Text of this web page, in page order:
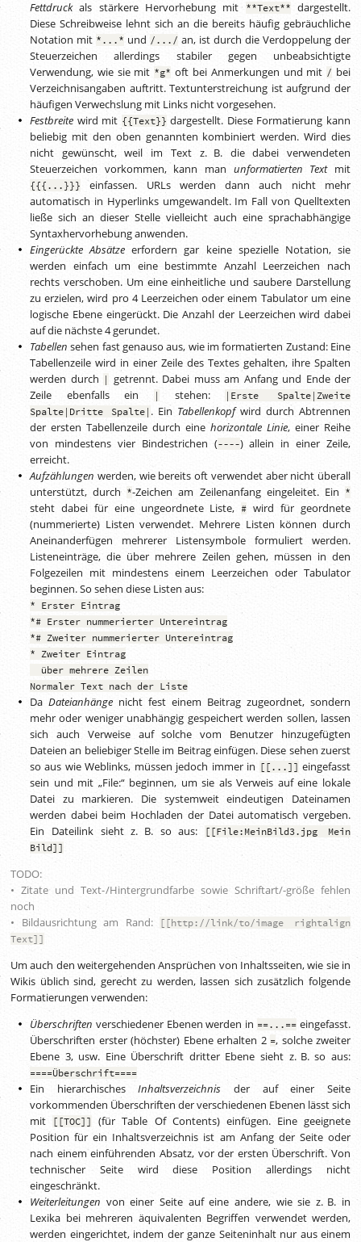
Fettdruckals stärkere Hervorhebung mit **Text** dargestellt.
Diese Schreibweise lehnt sich an die bereits häufig gebräuchliche
Notation mit *...* und /.../ an, ist durch die Verdoppelung der
Steuerzeichen allerdings stabiler gegen unbeabsichtigte
Verwendung, wie sie mit *g* oft bei Anmerkungen und mit / bei
Verzeichnisangaben auftritt. Textunterstreichung ist aufgrund der
häufigen Verwechslung mit Links nicht vorgesehen.
Festbreite wird mit {{Text}} dargestellt. Diese Formatierung kann
beliebig mit den oben genannten kombiniert werden. Wird dies
nicht gewünscht, weil im Text z. B.die dabei verwendeten
Steuerzeichen vorkommen, kann man unformatierten Textmit
{{{...}}}
einfassen. URLs werden dann auch nicht mehr
automatisch in Hyperlinks umgewandelt. Im Fall von Quelltexten
ließe sich an dieser Stelle vielleicht auch eine sprachabhängige
Syntaxhervorhebung anwenden.
Eingerückte Absätze erfordern gar keine spezielle Notation, sie
werden einfach um eine bestimmte Anzahl Leerzeichen nach
rechts verschoben. Um eine einheitliche und saubere Darstellung
zu erzielen, wird pro 4 Leerzeichen oder einem Tabulator um eine
logische Ebene eingerückt. Die Anzahl der Leerzeichen wird dabei
auf die nächste 4 gerundet.
Tabellen sehen fast genauso aus, wie im formatierten Zustand: Eine
Tabellenzeile wird in einer Zeile des Textes gehalten, ihre Spalten
werden durch | getrennt. Dabei muss am Anfang und Ende der
Zeile ebenfalls ein
| stehen:
|Erste Spalte|Zweite
Spalte|Dritte Spalte| . Ein Tabellenkopfwird durch Abtrennen
der ersten Tabellenzeile durch einehorizontale Linie, einer Reihe
von mindestens vier Bindestrichen (----) allein in einer Zeile,
erreicht.
Aufzählungen werden, wie bereits oft verwendet aber nicht überall
unterstützt, durch *-Zeichen am Zeilenanfang eingeleitet. Ein *
steht dabei für eine ungeordnete Liste, # wird für geordnete
(nummerierte) Listen verwendet. Mehrere Listen können durch
Aneinanderfügen mehrerer Listensymbole formuliert werden.
Listeneinträge, die über mehrere Zeilen gehen, müssen in den
Folgezeilen mit mindestens einem Leerzeichen oder Tabulator
beginnen. So sehen diese Listen aus:
* Erster Eintrag
*# Erster nummerierter Untereintrag
*# Zweiter nummerierter Untereintrag
* Zweiter Eintrag
über mehrere Zeilen
Normaler Text nach der Liste
Da Dateianhänge nicht fest einem Beitrag zugeordnet, sondern
mehr oder weniger unabhängig gespeichert werden sollen, lassen
sich auch Verweise auf solche vom Benutzer hinzugefügten
Dateien an beliebiger Stelle im Beitrag einfügen. Diese sehen zuerst
so aus wie Weblinks, müssen jedoch immer in [[...]] eingefasst
sein und mit „File:“ beginnen, um sie als Verweis auf eine lokale
Datei zu markieren. Die systemweit eindeutigen Dateinamen
werden dabei beim Hochladen der Datei automatisch vergeben.
Ein Dateilink siehtz. B.so aus:
[[File:MeinBild3.jpg Mein
Bild]]
TODO:
• Zitate und Text-/Hintergrundfarbe sowie Schriftart/-größe fehlen
noch
• Bildausrichtung am Rand:
[[http://link/to/image rightalign
Text]]
Um auch den weitergehenden Ansprüchen von Inhaltsseiten, wie sie in
Wikis üblich sind, gerecht zu werden, lassen sich zusätzlich folgende
Formatierungen verwenden:
Überschriften verschiedener Ebenen werden in ==...== eingefasst.
Überschriften erster (höchster) Ebene erhalten 2 =, solche zweiter
Ebene 3, usw. Eine Überschrift dritter Ebene sieht z. B.so aus:
====Überschrift====
Ein hierarchischesInhaltsverzeichnis der auf einer Seite
vorkommenden Überschriften der verschiedenen Ebenen lässt sich
mit
[[TOC]]
(für Table Of Contents) einfügen. Eine geeignete
Position für ein Inhaltsverzeichnis ist am Anfang der Seite oder
nach einem einführenden Absatz, vor der ersten Überschrift. Von
technischer Seite wird diese Position allerdings nicht
eingeschränkt.
Weiterleitungen von einer Seite auf eine andere, wie sie z. B. in
Lexika bei mehreren äquivalenten Begriffen verwendet werden,
werden eingerichtet, indem der ganze Seiteninhalt nur aus einem